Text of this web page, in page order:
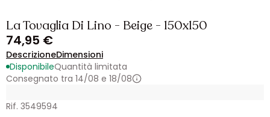
La Tovaglia Di Lino - Beige - 150x150
74,95 €
DescrizioneDimensioni
DisponibileQuantità limitata
Consegnato tra 14/08 e 18/08
Rif. 3549594